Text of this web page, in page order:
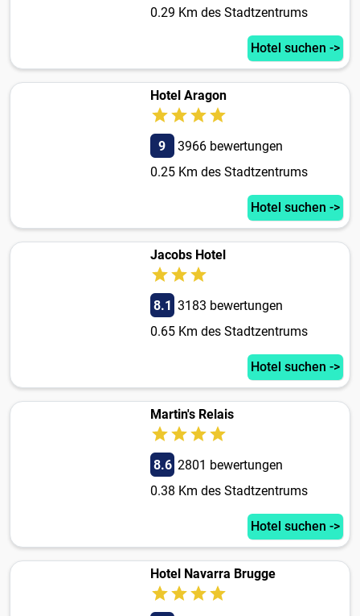
0.29 Km des Stadtzentrums
Hotel suchen ->
Hotel Aragon
9
3966 bewertungen
0.25 Km des Stadtzentrums
Hotel suchen ->
Jacobs Hotel
8.1 3183 bewertungen
0.65 Km des Stadtzentrums
Hotel suchen ->
Martin's Relais
8.6 2801 bewertungen
0.38 Km des Stadtzentrums
Hotel suchen ->
Hotel Navarra Brugge